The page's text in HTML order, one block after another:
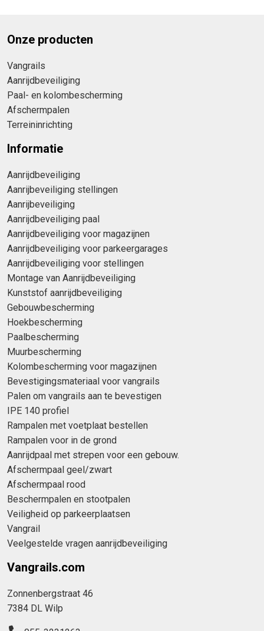
Onze producten
Vangrails
Aanrijdbeveiliging
Paal- en kolombescherming
Afschermpalen
Terreininrichting
Informatie
Aanrijdbeveiliging
Aanrijbeveiliging stellingen
Aanrijbeveiliging
Aanrijdbeveiliging paal
Aanrijdbeveiliging voor magazijnen
Aanrijdbeveiliging voor parkeergarages
Aanrijdbeveiliging voor stellingen
Montage van Aanrijdbeveiliging
Kunststof aanrijdbeveiliging
Gebouwbescherming
Hoekbescherming
Paalbescherming
Muurbescherming
Kolombescherming voor magazijnen
Bevestigingsmateriaal voor vangrails
Palen om vangrails aan te bevestigen
IPE 140 profiel
Rampalen met voetplaat bestellen
Rampalen voor in de grond
Aanrijdpaal met strepen voor een gebouw.
Afschermpaal geel/zwart
Afschermpaal rood
Beschermpalen en stootpalen
Veiligheid op parkeerplaatsen
Vangrail
Veelgestelde vragen aanrijdbeveiliging
Vangrails.com
Zonnenbergstraat 46
7384 DL Wilp